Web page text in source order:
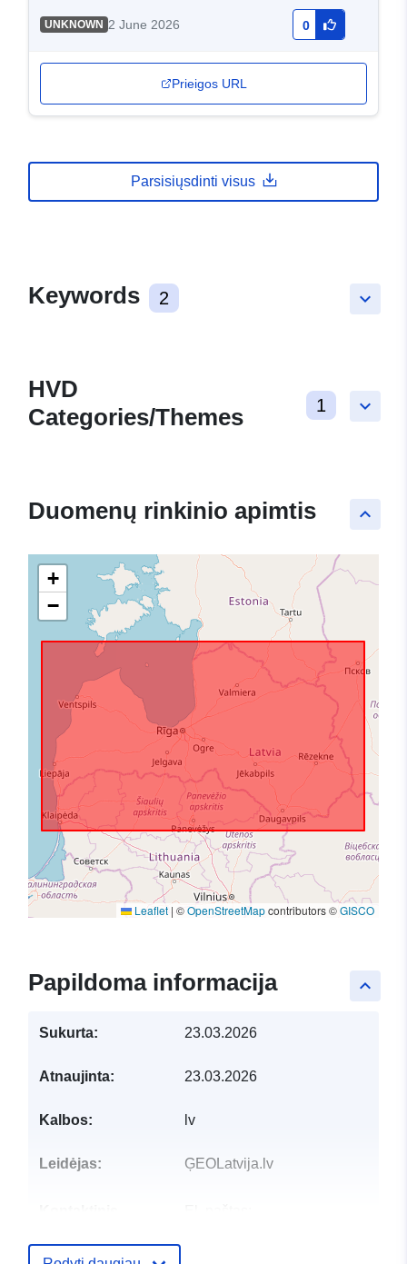
UNKNOWN 2 June 2026 0
Prieigos URL
Parsisiųsdinti visus
keyboard_arrow_down
Keywords 2
keyboard_arrow_down
HVD
Categories/Themes
1
keyboard_arrow_up
Duomenų rinkinio apimtis
+
−
Leaflet | ©OpenStreetMapcontributors ©GISCO
keyboard_arrow_up
Papildoma informacija
Sukurta: 23.03.2026
Atnaujinta: 23.03.2026
Kalbos: lv
Leidėjas: ĢEOLatvija.lv